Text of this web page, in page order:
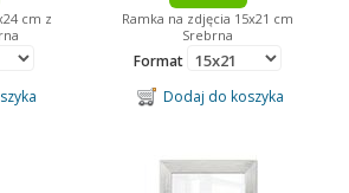
cm z
Ramka na zdjęcia 15x21 cm
Srebrna
Format
Dodaj do koszyka